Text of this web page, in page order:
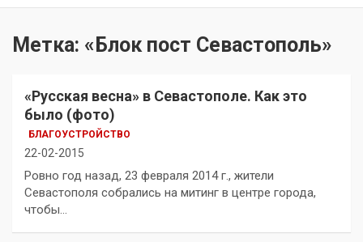
Метка: «Блок пост Севастополь»
«Русская весна» в Севастополе. Как это
было (фото)
БЛАГОУСТРОЙСТВО
22-02-2015
Ровно год назад, 23 февраля 2014 г., жители
Севастополя собрались на митинг в центре города,
чтобы…